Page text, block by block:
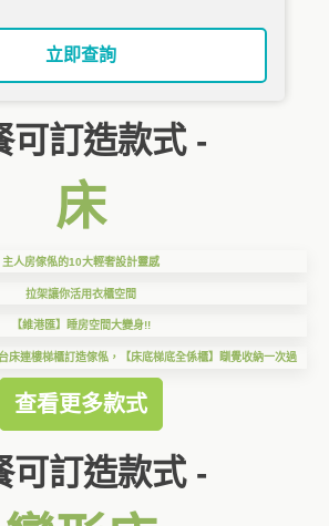
立即查詢
可訂造款式 -
床
主人房傢俬的10大輕奢設計靈感
拉架讓你活用衣櫃空間
【維港匯】睡房空間大變身!!
床連樓梯櫃訂造傢俬，【床底梯底全係櫃】瞓覺收納一次過
查看更多款式
可訂造款式 -